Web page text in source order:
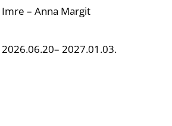
– Anna Margit
2027.01.03.